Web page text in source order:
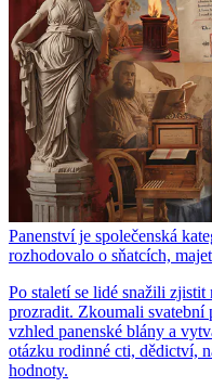
Panenství je společenská
rozhodovalo o sňatcích,
Po staletí se lidé snažili
prozradit. Zkoumali svatební
vzhled panenské blány a
otázku rodinné cti, dědictví,
hodnoty.